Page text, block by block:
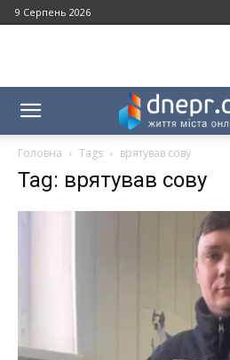
9 Серпень 2026
Головна Tags врятував сову
Tag: врятував сову